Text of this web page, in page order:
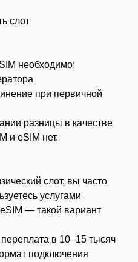
слот
необходимо:
при первичной
разницы в качестве
и eSIM нет.
слот, вы часто
услугами
— такой вариант
в 10–15 тысяч
подключения